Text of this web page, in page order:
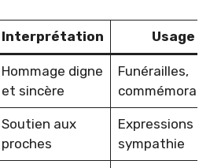
Interprétation Usage
Hommage digne
et sincère
Funérailles,
Soutien aux
proches
Expressions de
sympathie